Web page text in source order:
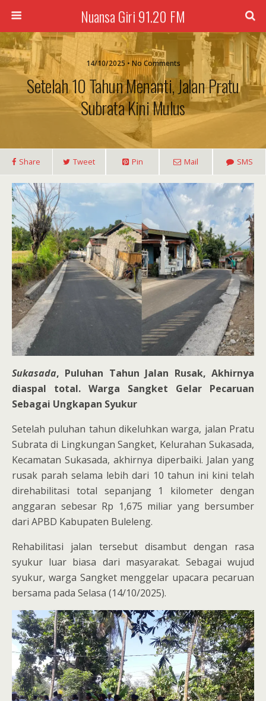
Nuansa Giri 91.20 FM
14/10/2025 • No Comments
Setelah 10 Tahun Menanti, Jalan Pratu
Subrata Kini Mulus
Share Tweet Pin Mail SMS
Sukasada, Puluhan Tahun Jalan Rusak, Akhirnya
diaspal total. Warga Sangket Gelar Pecaruan
Sebagai Ungkapan Syukur
Setelah puluhan tahun dikeluhkan warga, jalan Pratu
Subrata di Lingkungan Sangket, Kelurahan Sukasada,
Kecamatan Sukasada, akhirnya diperbaiki. Jalan yang
rusak parah selama lebih dari 10 tahun ini kini telah
direhabilitasi total sepanjang 1 kilometer dengan
anggaran sebesar Rp 1,675 miliar yang bersumber
dari APBD Kabupaten Buleleng.
Rehabilitasi jalan tersebut disambut dengan rasa
syukur luar biasa dari masyarakat. Sebagai wujud
syukur, warga Sangket menggelar upacara pecaruan
bersama pada Selasa (14/10/2025).